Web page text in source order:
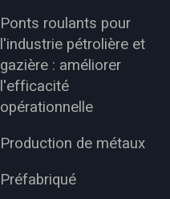
Ponts roulants pour
l'industrie pétrolière et
gazière : améliorer
l'efficacité
opérationnelle
Production de métaux
Préfabriqué